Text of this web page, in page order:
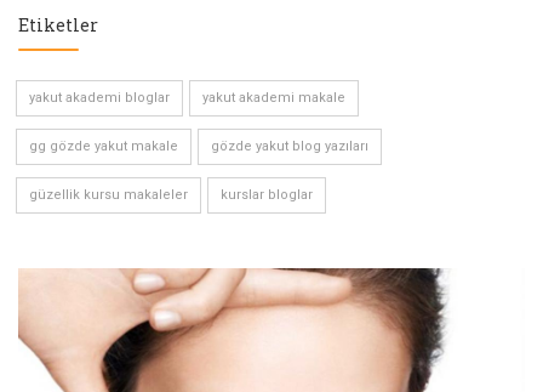
Etiketler
yakut akademi bloglar yakut akademi makale
gg gözde yakut makale gözde yakut blog yazıları
güzellik kursu makaleler kurslar bloglar